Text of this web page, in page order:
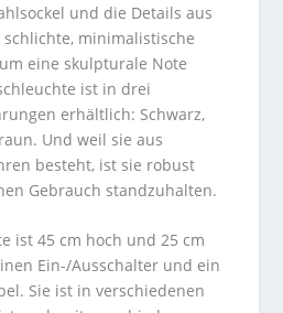
und die Details aus
minimalistische
eine skulpturale Note
ist in drei
erhältlich: Schwarz,
Und weil sie aus
besteht, ist sie robust
Gebrauch standzuhalten.
ist 45 cm hoch und 25 cm
Ein-/Ausschalter und ein
Sie ist in verschiedenen